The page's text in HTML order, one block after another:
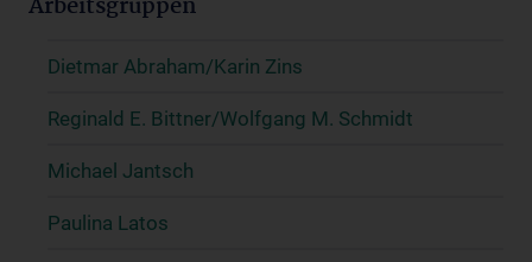
Arbeitsgruppen
Dietmar Abraham/Karin Zins
Reginald E. Bittner/Wolfgang M. Schmidt
Michael Jantsch
Paulina Latos